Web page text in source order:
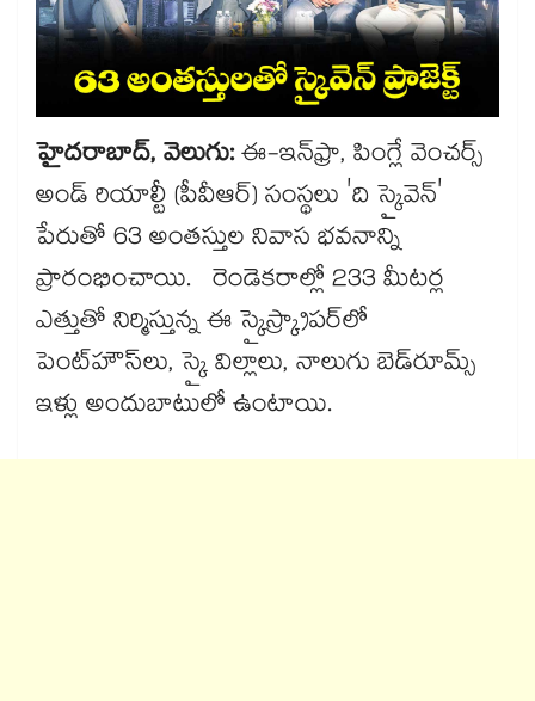
హైదరాబాద్​, వెలుగు:ఈ-ఇన్​ఫ్రా, పింగ్లే వెంచర్స్
అండ్ రియాల్టీ (పీవీఆర్) సంస్థలు 'ది స్కైవెన్'
పేరుతో 63 అంతస్తుల నివాస భవనాన్ని
ప్రారంభించాయి. రెండెకరాల్లో 233 మీటర్ల
ఎత్తుతో నిర్మిస్తున్న ఈ స్కైస్క్రాపర్‌‌‌‌‌‌‌‌‌‌‌‌‌‌‌‌‌‌‌‌‌‌‌‌‌‌‌‌‌‌‌‌‌‌‌‌‌‌‌‌‌‌‌‌‌‌‌‌‌‌‌‌‌‌‌‌‌‌‌‌‌‌‌‌లో
పెంట్‌‌‌‌‌‌‌‌‌‌‌‌‌‌‌‌‌‌‌‌‌‌‌‌‌‌‌‌‌‌‌‌హౌస్‌‌‌‌‌‌‌‌‌‌‌‌‌‌‌‌‌‌‌‌‌‌‌‌‌‌‌‌‌‌‌‌లు, స్కై విల్లాలు, నాలుగు బెడ్​రూమ్స్​
ఇళ్లు అందుబాటులో ఉంటాయి.